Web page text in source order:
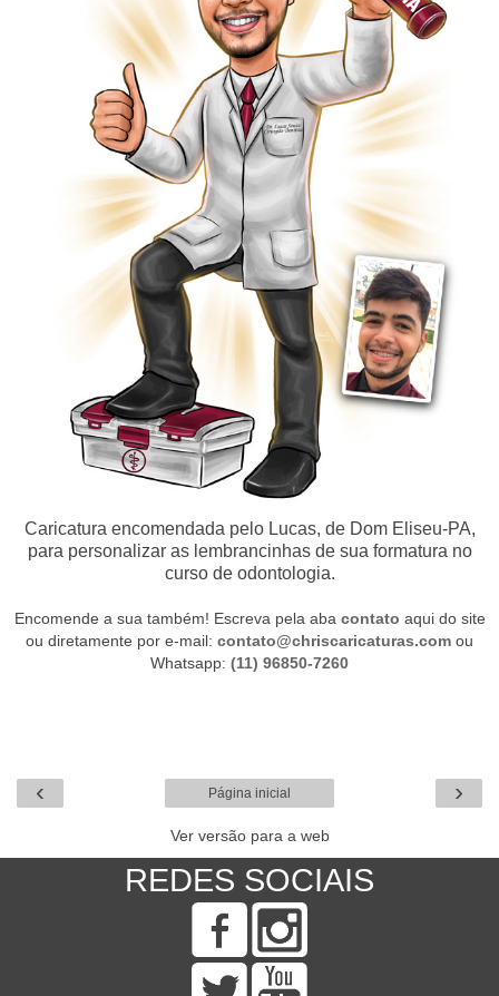
Caricatura encomendada pelo Lucas, de Dom Eliseu-PA,
para personalizar as lembrancinhas de sua formatura no
curso de odontologia.
Encomende a sua também! Escreva pela aba contato aqui do site
ou diretamente por e-mail: contato@chriscaricaturas.com ou
Whatsapp: (11) 96850-7260
‹ ›
Página inicial
Ver versão para a web
REDES SOCIAIS